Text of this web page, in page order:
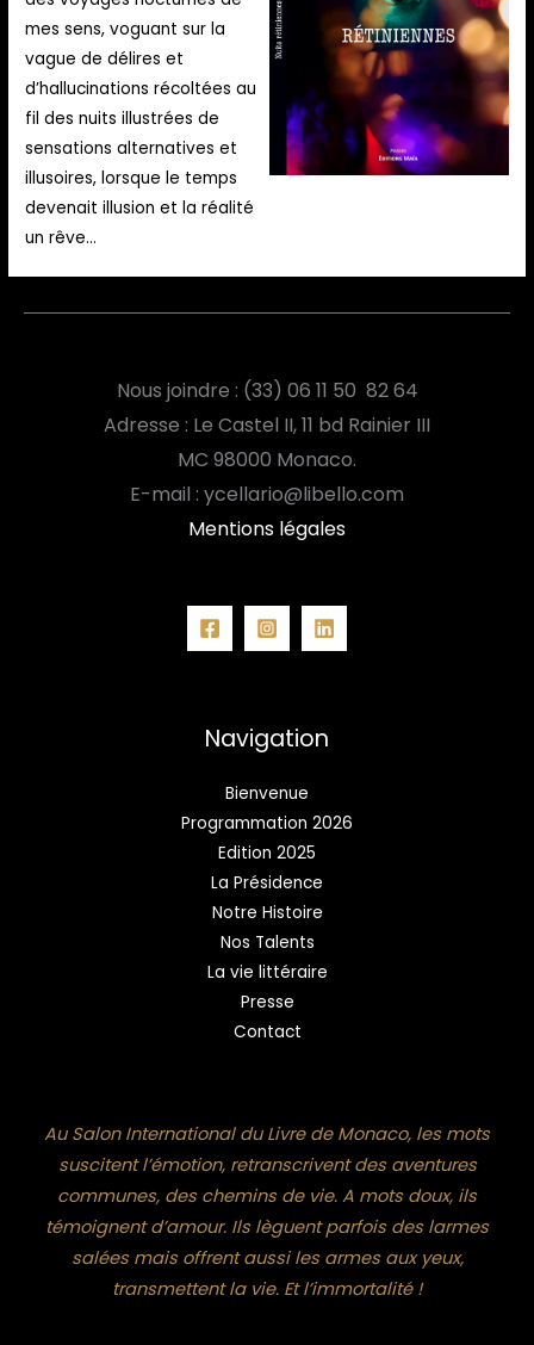
mes sens, voguant sur la
vague de délires et
d’hallucinations récoltées au
fil des nuits illustrées de
sensations alternatives et
illusoires, lorsque le temps
devenait illusion et la réalité
un rêve…
Nous joindre : (33) 06 11 50 82 64
Adresse : Le Castel II, 11 bd Rainier III
MC 98000 Monaco.
E-mail : ycellario@libello.com
Mentions légales
Navigation
Bienvenue
Programmation 2026
Edition 2025
La Présidence
Notre Histoire
Nos Talents
La vie littéraire
Presse
Contact
Au Salon International du Livre de Monaco, les mots
suscitent l’émotion, retranscrivent des aventures
communes, des chemins de vie. A mots doux, ils
témoignent d’amour. Ils lèguent parfois des larmes
salées mais offrent aussi les armes aux yeux,
transmettent la vie. Et l’immortalité !